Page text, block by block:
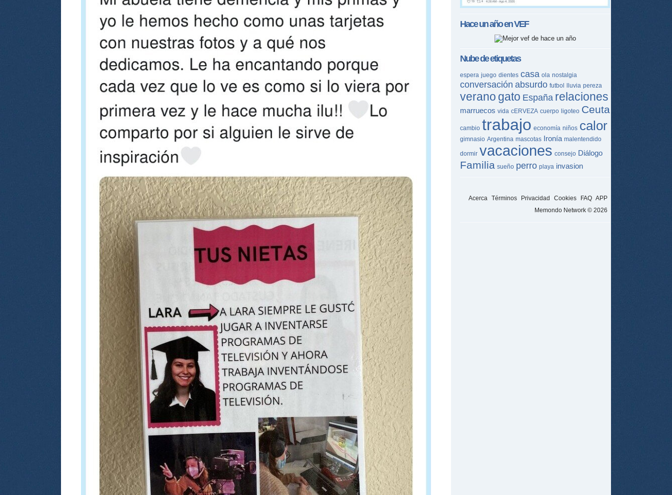
Hace un año enVEF
Nube de etiquetas
espera juego dientes casa ola nostalgia
conversación absurdo futbol lluvia pereza
verano gato España relaciones
marruecos vida cERVEZA cuerpo ligoteo Ceuta
cambio trabajo economía niños calor
gimnasio Argentina mascotas Ironía malentendido
dormir vacaciones consejo Diálogo
Familia sueño perro playa invasion
Acerca Términos Privacidad Cookies FAQ APP
Memondo Network © 2026